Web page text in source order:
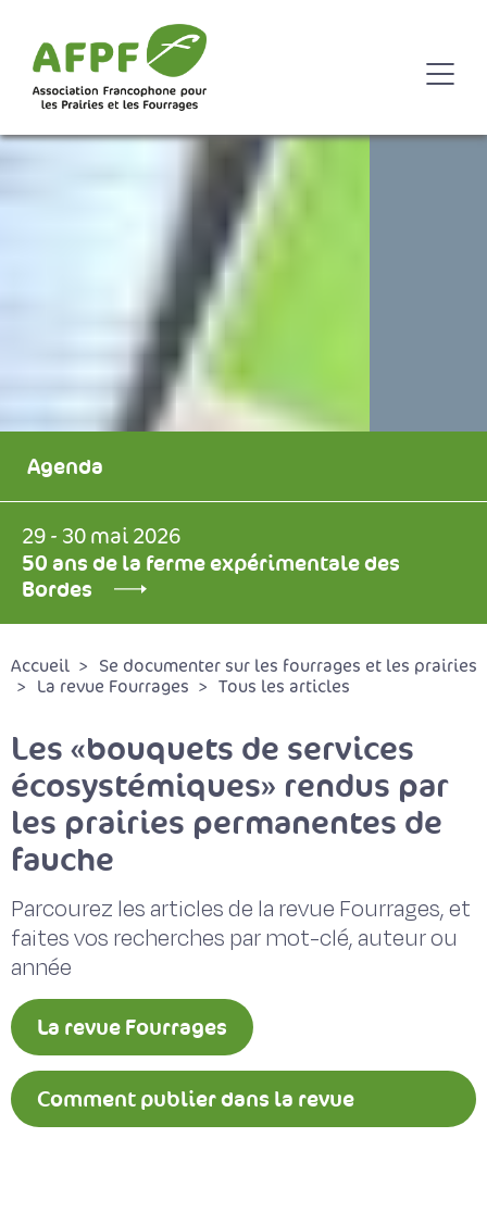
Agenda
29 - 30 mai 2026
50 ans de la ferme expérimentale des
Bordes
Accueil
Se documenter sur les fourrages et les prairies
La revue Fourrages
Tous les articles
Les «bouquets de services
écosystémiques» rendus par
les prairies permanentes de
fauche
Parcourez les articles de la revue Fourrages, et
faites vos recherches par mot-clé, auteur ou
année
La revue Fourrages
Comment publier dans la revue